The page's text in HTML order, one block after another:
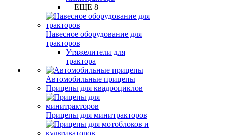
+ ЕЩЕ 8
Навесное оборудование для
тракторов
Утяжелители для
трактора
Автомобильные прицепы
Прицепы для квадроциклов
Прицепы для минитракторов